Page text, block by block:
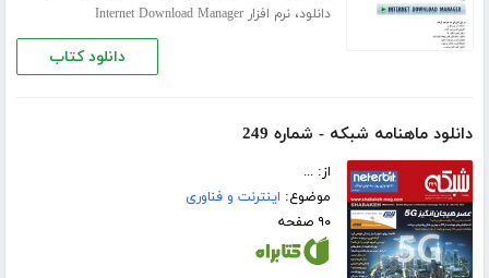
دانلود،نرم افزار Internet Download Manager
دانلود کتاب
دانلود ماهنامه شبکه - شماره 249
از: ...
موضوع: اینترنت و فناوری
۹۰ صفحه